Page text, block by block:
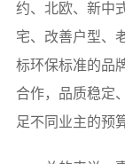
约、北欧、新中
宅、改善户型、
标环保标准的品
合作，品质稳定
足不同业主的预